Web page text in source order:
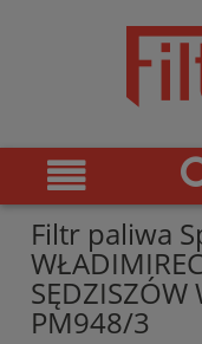
Filtr paliwa
SĘDZISZÓW
PM948/3